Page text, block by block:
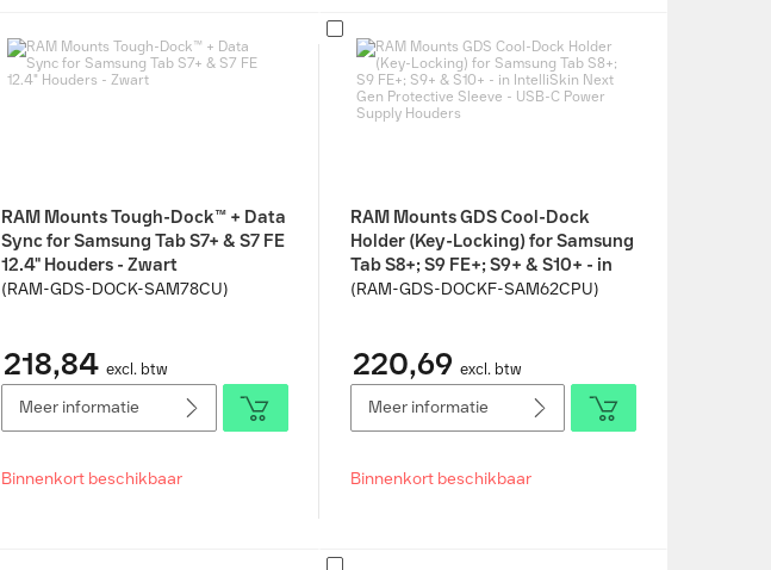
RAM Mounts Tough-Dock™ + Data
Sync for Samsung Tab S7+ & S7 FE
12.4" Houders - Zwart
(RAM-GDS-DOCK-SAM78CU)
218,84 excl. btw
Meer informatie
Binnenkort beschikbaar
RAM Mounts GDS Cool-Dock
Holder (Key-Locking) for Samsung
Tab S8+; S9 FE+; S9+ & S10+ - in
IntelliSkin Next Gen Protective
(RAM-GDS-DOCKF-SAM62CPU)
220,69 excl. btw
Meer informatie
Binnenkort beschikbaar